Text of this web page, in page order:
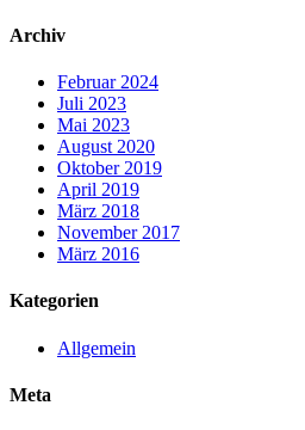
Archiv
Februar 2024
Juli 2023
Mai 2023
August 2020
Oktober 2019
April 2019
März 2018
November 2017
März 2016
Kategorien
Allgemein
Meta